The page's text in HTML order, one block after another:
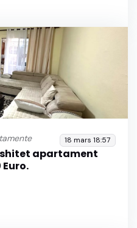
18 mars 18:57
shitet apartament
Euro.